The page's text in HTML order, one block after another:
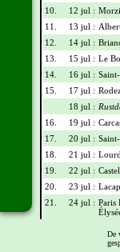
10.
12 jul :
11.
13 jul :
12.
14 jul :
13.
15 jul : Le
14.
16 jul :
15.
17 jul :
18 jul :
16.
19 jul :
17.
20 jul :
18.
21 jul :
19.
22 jul :
20.
23 jul :
21.
24 jul : Paris
Wielrennerslijst
De